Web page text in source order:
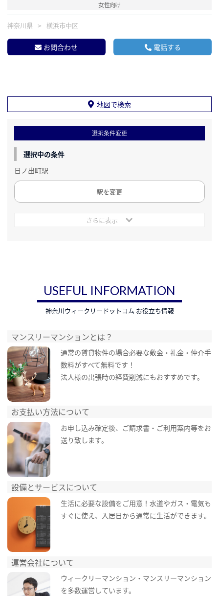
女性向け
神奈川県 横浜市中区
お問合わせ 電話する
地図で検索
選択条件変更
選択中の条件
日ノ出町駅
駅を変更
さらに表示
USEFUL INFORMATION
神奈川ウィークリードットコム お役立ち情報
マンスリーマンションとは？
通常の賃貸物件の場合必要な敷金・礼金・仲介手
数料がすべて無料です！
法人様の出張時の経費削減にもおすすめです。
お支払い方法について
お申し込み確定後、ご請求書・ご利用案内等をお
送り致します。
設備とサービスについて
生活に必要な設備をご用意！水道やガス・電気も
すぐに使え、入居日から通常に生活ができます。
運営会社について
ウィークリーマンション・マンスリーマンション
を多数運営しています。